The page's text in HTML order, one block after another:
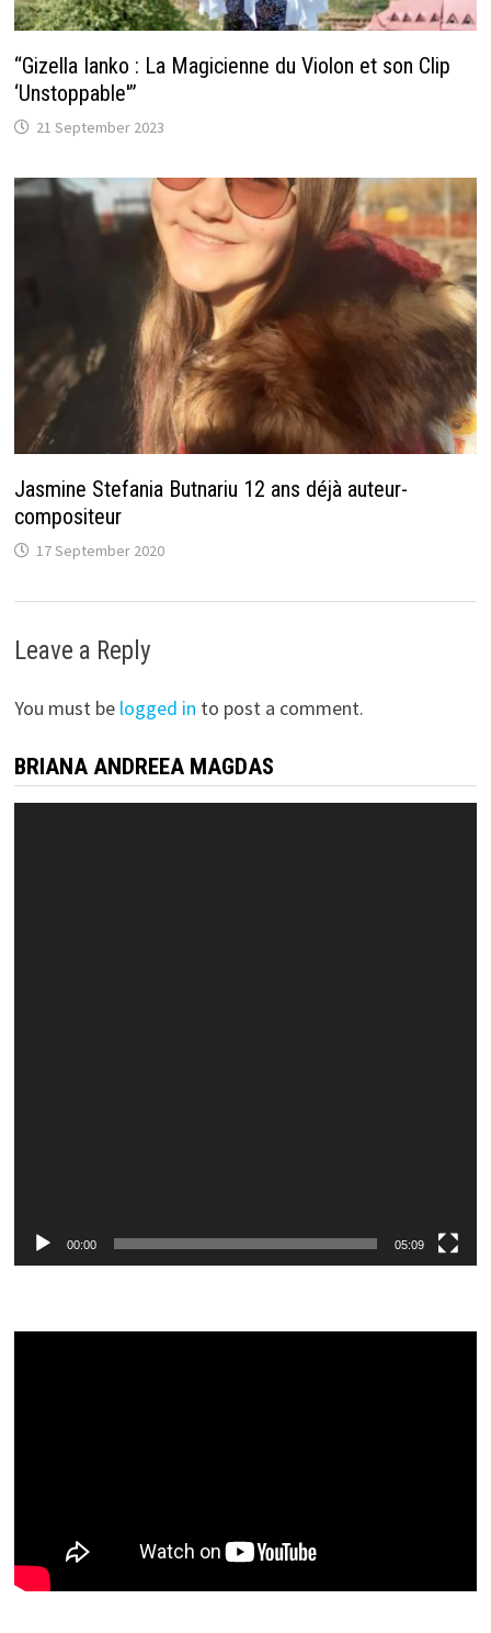
“Gizella Ianko : La Magicienne du Violon et son Clip
‘Unstoppable'”
21 September 2023
Jasmine Stefania Butnariu 12 ans déjà auteur-
compositeur
17 September 2020
Leave a Reply
You must be logged in to post a comment.
BRIANA ANDREEA MAGDAS
00:00 05:09